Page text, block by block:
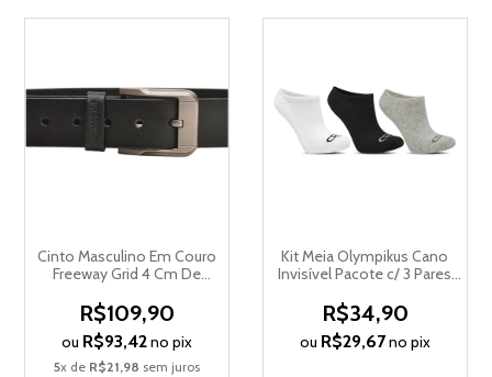
Cinto Masculino Em Couro
Freeway Grid 4 Cm De
R$109,90
ou R$93,42no pix
5x de R$21,98 sem juros
Kit Meia Olympikus Cano
Invisível Pacote c/ 3 Pares
R$34,90
ou R$29,67no pix